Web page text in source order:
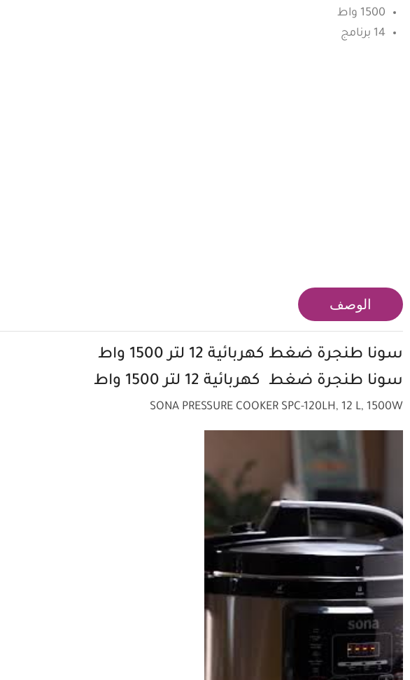
1500 واط
14 برنامج
الوصف
سونا طنجرة ضغط كهربائية 12 لتر 1500 واط
سونا طنجرة ضغط كهربائية
SONA PRESSURE COOKER SPC-120LH, 12 L, 1500W